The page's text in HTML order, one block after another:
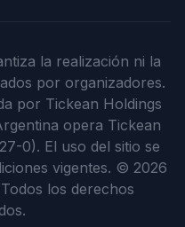
la realización ni la
por organizadores.
por Tickean Holdings
opera Tickean
0). El uso del sitio se
vigentes. © 2026
los derechos